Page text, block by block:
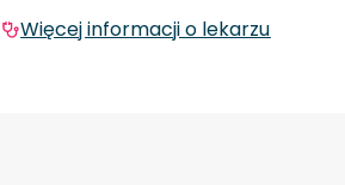
Więcej informacji o lekarzu